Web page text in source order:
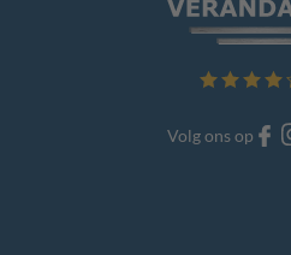
Volg ons op